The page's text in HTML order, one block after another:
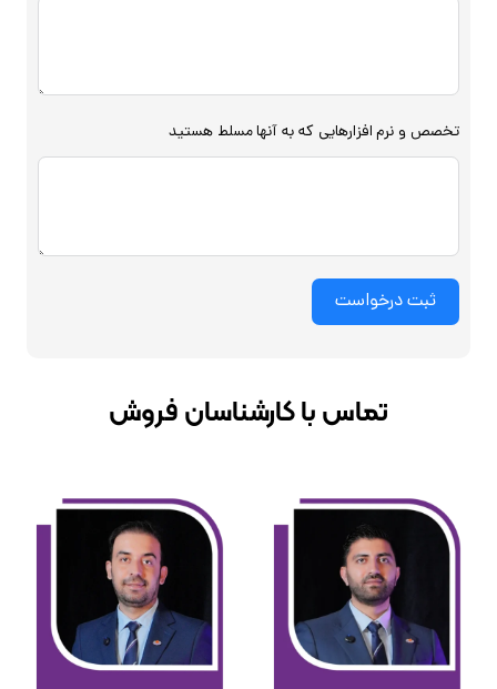
تخصص و نرم افزارهایی که به آنها مسلط هستید
ثبت درخواست
تماس با کارشناسان فروش